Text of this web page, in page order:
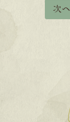
次へ